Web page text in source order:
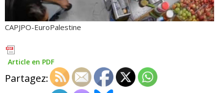
CAPJPO-EuroPalestine
Article en PDF
Partagez: